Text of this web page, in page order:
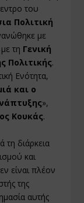
του
Πολιτική
με
τη Γενική
Πολιτικής.
Ενότητα,
και ο
»,
Κουκάς.
τη διάρκεια
και
είναι πλέον
της
αυτής